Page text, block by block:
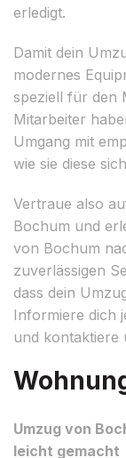
erledigt.
Damit dein
modernes
speziell für den
Mitarbeiter
Umgang mit
wie sie diese
Vertraue also
Bochum und
von Bochum
zuverlässigen
dass dein
Informiere dich
und kontaktiere
Umzug von
leicht gemacht